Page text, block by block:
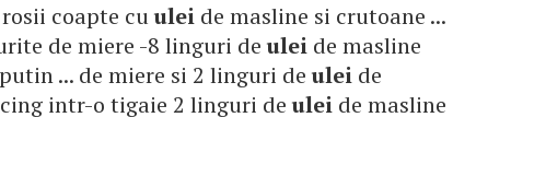
rosii coapte cuulei de masline si crutoane ...
de miere -8 linguri deulei de masline
... de miere si 2 linguri deulei de
intr-o tigaie 2 linguri deulei de masline